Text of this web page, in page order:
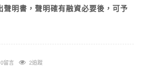
聲明書，聲明確有融資必要後，可予
0留言 2追蹤